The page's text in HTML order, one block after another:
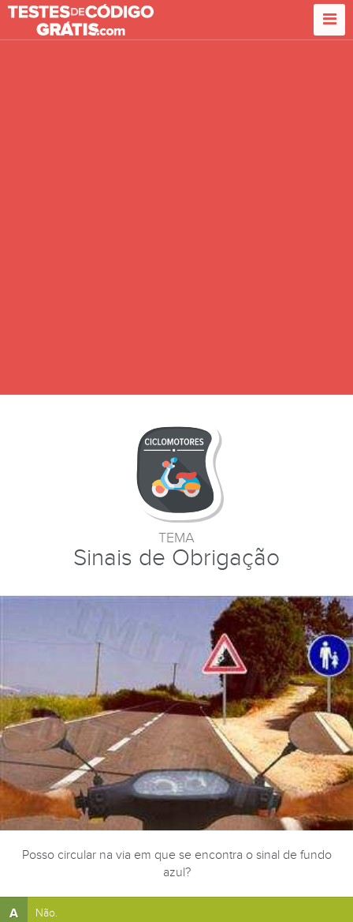
TEMA
Sinais de Obrigação
Posso circular na via em que se encontra o sinal de fundo
azul?
A Não.